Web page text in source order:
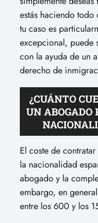
estás haciendo todo
tu caso es
excepcional, puede
con la ayuda de un
derecho de
¿CUÁNTO
UN
El coste de
la nacionalidad
abogado y la
embargo, en
entre los 600 y los